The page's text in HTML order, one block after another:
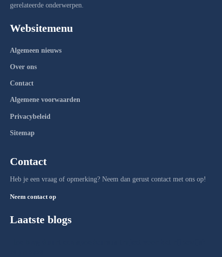
gerelateerde onderwerpen.
Websitemenu
Algemeen nieuws
Over ons
Contact
Algemene voorwaarden
Privacybeleid
Sitemap
Contact
Heb je een vraag of opmerking? Neem dan gerust contact met ons op!
Neem contact op
Laatste blogs